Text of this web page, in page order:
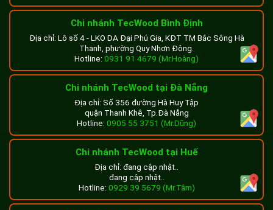
Chi nhánh TecWood Bình Định
Địa chỉ: Lô số 4 - LKO DA Đại Phú Gia, KĐT TM Bắc Sông Hà
Thanh, phường Quy Nhơn Đông.
Hotline: 0931 91 4679 (Mr.Hoàng)
Chi nhánh TecWood tại Đà Nẵng
Địa chỉ: Số 356 đường Hà Huy Tập
quận Thanh Khê, Tp.Đà Nẵng
Hotline: 0905 55 3751 (Mr.Dũng)
Chi nhánh TecWood tại Huế
Địa chỉ: đang cập nhật..
đang cập nhật..
Hotline: 0929 39 5679 (Mr.Tâm)